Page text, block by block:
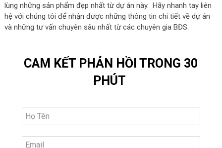
lùng những sản phẩm đẹp nhất từ dự án này. Hãy nhanh tay liên
hệ với chúng tôi để nhận được những thông tin chi tiết về dự án
và những tư vấn chuyên sâu nhất từ các chuyên gia BĐS.
CAM KẾT PHẢN HỒI TRONG 30
PHÚT